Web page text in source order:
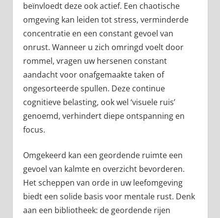
beïnvloedt deze ook actief. Een chaotische
omgeving kan leiden tot stress, verminderde
concentratie en een constant gevoel van
onrust. Wanneer u zich omringd voelt door
rommel, vragen uw hersenen constant
aandacht voor onafgemaakte taken of
ongesorteerde spullen. Deze continue
cognitieve belasting, ook wel ‘visuele ruis’
genoemd, verhindert diepe ontspanning en
focus.
Omgekeerd kan een geordende ruimte een
gevoel van kalmte en overzicht bevorderen.
Het scheppen van orde in uw leefomgeving
biedt een solide basis voor mentale rust. Denk
aan een bibliotheek: de geordende rijen